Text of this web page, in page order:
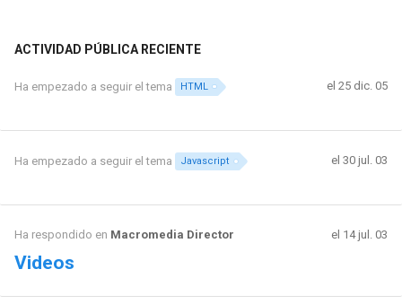
ACTIVIDAD PÚBLICA RECIENTE
Ha empezado a seguir el tema HTML el 25 dic. 05
Ha empezado a seguir el tema Javascript el 30 jul. 03
Ha respondido en Macromedia Director el 14 jul. 03
Videos